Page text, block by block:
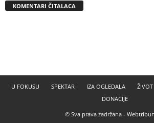
KOMENTARI ČITALACA
U FOKUSU SPEKTAR IZA OGLEDALA ŽIVOT
DONACIJE
© Sva prava zadržana -